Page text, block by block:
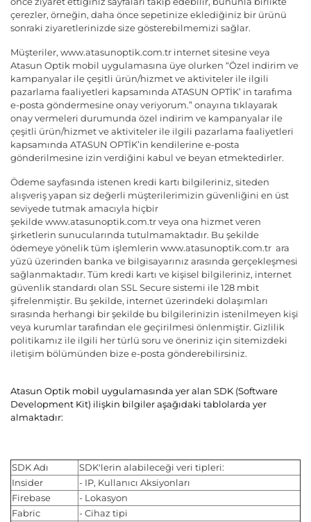
çerezler, örneğin, daha önce sepetinize eklediğiniz bir ürünü
sonraki ziyaretlerinizde size gösterebilmemizi sağlar.
Müşteriler, www.atasunoptik.com.tr internet sitesine veya
Atasun Optik mobil uygulamasına üye olurken “Özel indirim ve
kampanyalar ile çeşitli ürün/hizmet ve aktiviteler ile ilgili
pazarlama faaliyetleri kapsamında ATASUN OPTİK’ in tarafıma
e-posta göndermesine onay veriyorum.” onayına tıklayarak
onay vermeleri durumunda özel indirim ve kampanyalar ile
çeşitli ürün/hizmet ve aktiviteler ile ilgili pazarlama faaliyetleri
kapsamında ATASUN OPTİK’in kendilerine e-posta
gönderilmesine izin verdiğini kabul ve beyan etmektedirler.
Ödeme sayfasında istenen kredi kartı bilgileriniz, siteden
alışveriş yapan siz değerli müşterilerimizin güvenliğini en üst
seviyede tutmak amacıyla hiçbir
şekildewww.atasunoptik.com.trveya ona hizmet veren
şirketlerin sunucularında tutulmamaktadır. Bu şekilde
ödemeye yönelik tüm işlemlerin www.atasunoptik.com.tr ara
yüzü üzerinden banka ve bilgisayarınız arasında gerçekleşmesi
sağlanmaktadır. Tüm kredi kartı ve kişisel bilgileriniz, internet
güvenlik standardı olan SSL Secure sistemi ile 128 mbit
şifrelenmiştir. Bu şekilde, internet üzerindeki dolaşımları
sırasında herhangi bir şekilde bu bilgilerinizin istenilmeyen kişi
veya kurumlar tarafından ele geçirilmesi önlenmiştir. Gizlilik
politikamız ile ilgili her türlü soru ve öneriniz için sitemizdeki
iletişim bölümünden bize e-posta gönderebilirsiniz.
Atasun Optik mobil uygulamasında yer alan SDK (Software
Development Kit) ilişkin bilgiler aşağıdaki tablolarda yer
almaktadır:
SDK Adı
SDK'lerin alabileceği veri tipleri:
Insider
- IP, Kullanıcı Aksiyonları
Firebase
- Lokasyon
Fabric
- Cihaz tipi